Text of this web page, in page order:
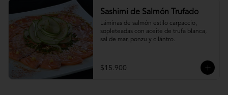
Sashimi de Salmón Trufado
Láminas de salmón estilo carpaccio,
sopleteadas con aceite de trufa blanca,
sal de mar, ponzu y cilántro.
$15.900